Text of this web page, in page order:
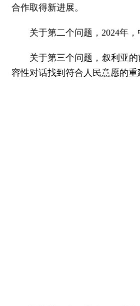
合作取得新进展。
关于第二个问题，2024年
关于第三个问题，叙利亚
容性对话找到符合人民意愿的重